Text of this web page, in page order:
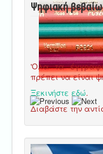
Ψηφιακή
'Ολα τα έγγραφα
πρέπει να είναι
Ξεκινήστε εδώ.
Διαβάστε την